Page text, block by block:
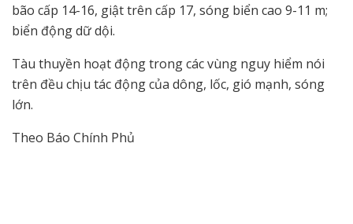
bão cấp 14-16, giật trên cấp 17, sóng biển cao 9-11 m;
biển động dữ dội.
Tàu thuyền hoạt động trong các vùng nguy hiểm nói
trên đều chịu tác động của dông, lốc, gió mạnh, sóng
lớn.
Theo Báo Chính Phủ